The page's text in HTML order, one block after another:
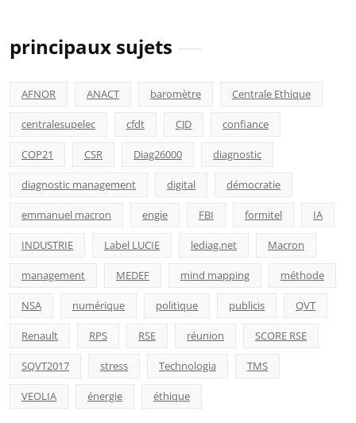
principaux sujets
AFNOR ANACT baromètre Centrale Ethique
centralesupelec cfdt CJD confiance
COP21 CSR Diag26000 diagnostic
diagnostic management digital démocratie
emmanuel macron engie FBI formitel IA
INDUSTRIE Label LUCIE lediag.net Macron
management MEDEF mind mapping méthode
NSA numérique politique publicis QVT
Renault RPS RSE réunion SCORE RSE
SQVT2017 stress Technologia TMS
VEOLIA énergie éthique